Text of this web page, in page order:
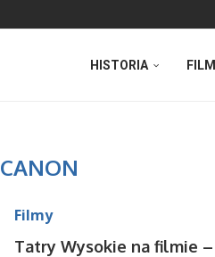
HISTORIA
CANON
Filmy
Tatry Wysokie na filmie